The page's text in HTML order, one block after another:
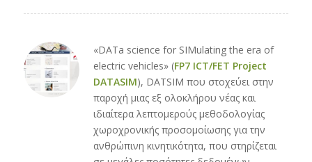
«DATa science for SIMulating the era of
electric vehicles» (FP7 ICT/FET Project
DATASIM), DATSIM που στοχεύει στην
παροχή μιας εξ ολοκλήρου νέας και
ιδιαίτερα λεπτομερούς μεθοδολογίας
χωροχρονικής προσομοίωσης για την
ανθρώπινη κινητικότητα, που στηρίζεται